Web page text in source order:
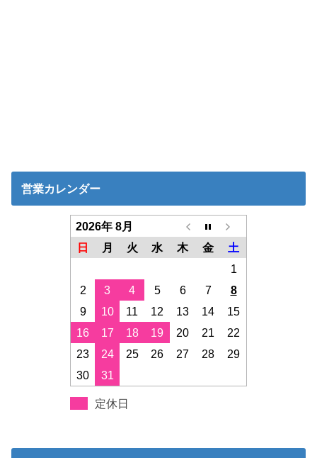
営業カレンダー
2026年 8月
日
月 火 水 木 金
土
1
2
3 4 5 6 7
8
9
10 11 12 13 14
15
16
17 18 19 20 21
22
23
24 25 26 27 28
29
30
31
定休日